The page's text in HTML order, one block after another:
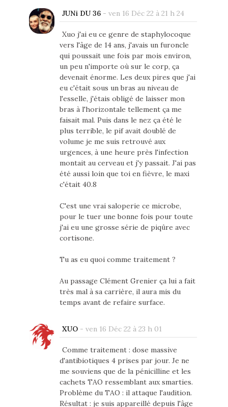
JUNi DU 36- ven 16 Déc 22 à 21 h 24
Xuo j'ai eu ce genre de staphylocoque
vers l'âge de 14 ans, j'avais un furoncle
qui poussait une fois par mois environ,
un peu n'importe où sur le corp, ça
devenait énorme. Les deux pires que j'ai
eu c'était sous un bras au niveau de
l'esselle, j'étais obligé de laisser mon
bras à l'horizontale tellement ça me
faisait mal. Puis dans le nez ça été le
plus terrible, le pif avait doublé de
volume je me suis retrouvé aux
urgences, à une heure près l'infection
montait au cerveau et j'y passait. J'ai pas
été aussi loin que toi en fièvre, le maxi
c'était 40.8
C'est une vrai saloperie ce microbe,
pour le tuer une bonne fois pour toute
j'ai eu une grosse série de piqûre avec
cortisone.
Tu as eu quoi comme traitement ?
Au passage Clément Grenier ça lui a fait
très mal à sa carrière, il aura mis du
temps avant de refaire surface.
XUO- ven 16 Déc 22 à 23 h 01
Comme traitement : dose massive
d'antibiotiques 4 prises par jour. Je ne
me souviens que de la pénicilline et les
cachets TAO ressemblant aux smarties.
Problème du TAO : il attaque l'audition.
Résultat : je suis appareillé depuis l'âge